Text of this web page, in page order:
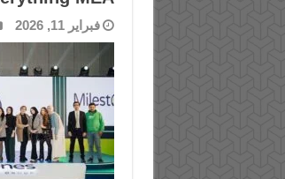
فبراير 11, 2026